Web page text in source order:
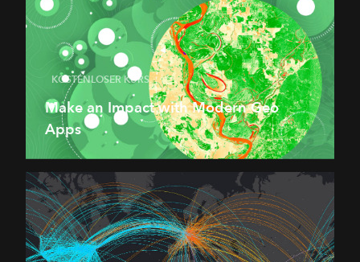
KOSTENLOSER KURS
Make an Impact with Modern Geo
Apps